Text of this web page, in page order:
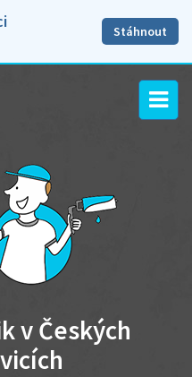
Stáhnout
v Českých